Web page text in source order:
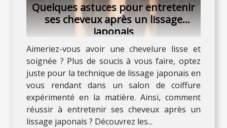
Quelques astuces pour entretenir
ses cheveux après un lissage
japonais
Aimeriez-vous avoir une chevelure lisse et
soignée ? Plus de soucis à vous faire, optez
juste pour la technique de lissage japonais en
vous rendant dans un salon de coiffure
expérimenté en la matière. Ainsi, comment
réussir à entretenir ses cheveux après un
lissage japonais ? Découvrez les...